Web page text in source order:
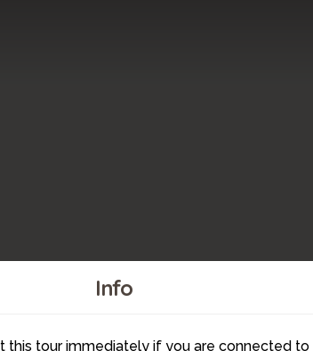
Info
this tour immediately if you are connected to